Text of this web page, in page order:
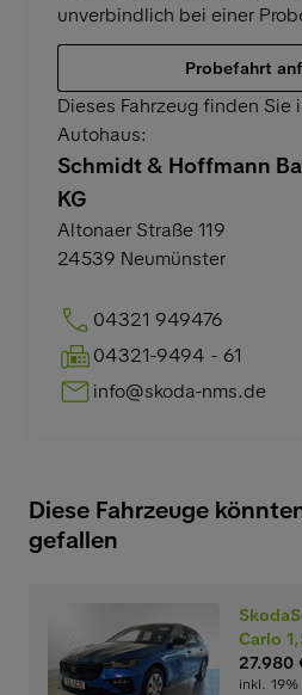
unverbindlich bei einer
Probefahrt
Dieses Fahrzeug finden Sie
Autohaus:
Schmidt & Hoffmann
KG
Altonaer Straße 119
24539 Neumünster
04321 949476
04321-9494 - 61
info@skoda-nms.de
Diese Fahrzeuge
gefallen
Carlo
27.980
inkl.